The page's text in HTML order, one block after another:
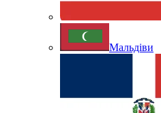
Мальдіви